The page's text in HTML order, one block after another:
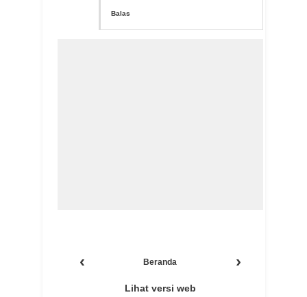
Balas
‹ ›
Beranda
Lihat versi web